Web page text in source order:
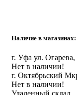
Наличие в магазинах:
г. Уфа ул. Огарева,
Нет в наличии!
г. Октябрьский
Нет в наличии!
Удаленный склад
Прокладки (Фум.